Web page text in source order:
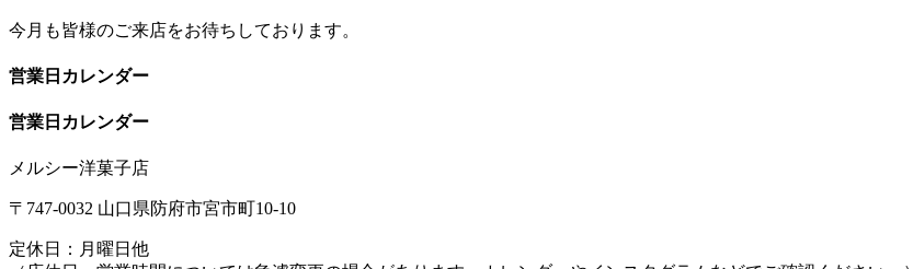
今月も皆様のご来店をお待ちしております。
営業日カレンダー
営業日カレンダー
メルシー洋菓子店
〒747-0032 山口県防府市宮市町10-10
定休日：月曜日他